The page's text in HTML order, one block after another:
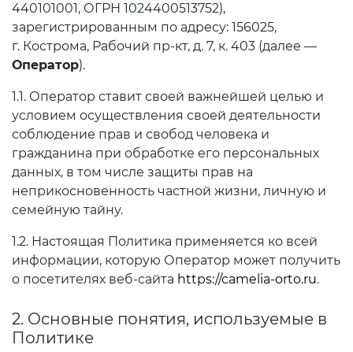
440101001, ОГРН 1024400513752),
зарегистрированным по адресу: 156025,
г. Кострома, Рабочий пр-кт, д. 7, к. 403 (далее —
Оператор).
1.1. Оператор ставит своей важнейшей целью и
условием осуществления своей деятельности
соблюдение прав и свобод человека и
гражданина при обработке его персональных
данных, в том числе защиты прав на
неприкосновенность частной жизни, личную и
семейную тайну.
1.2. Настоящая Политика применяется ко всей
информации, которую Оператор может получить
о посетителях веб-сайта https://camelia-orto.ru.
2. Основные понятия, используемые в
Политике